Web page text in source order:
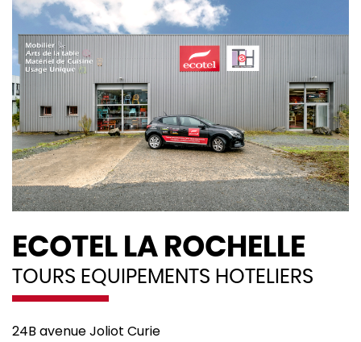
ECOTEL LA ROCHELLE
TOURS EQUIPEMENTS HOTELIERS
24B avenue Joliot Curie